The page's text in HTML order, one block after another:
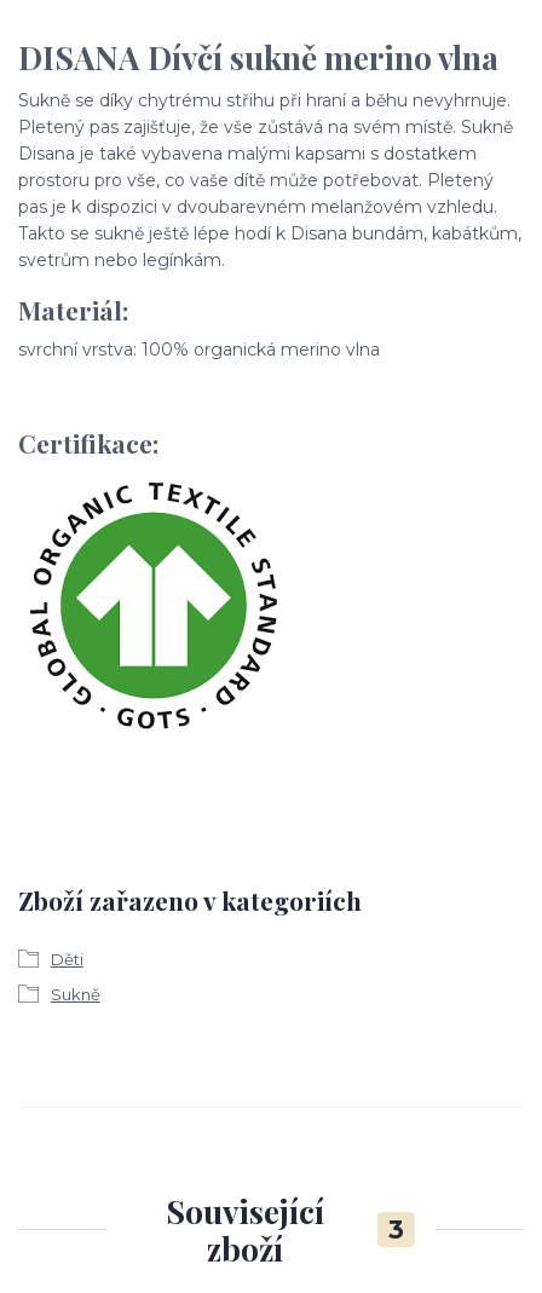
DISANA Dívčí sukně merino vlna
Sukně se díky chytrému střihu při hraní a běhu nevyhrnuje.
Pletený pas zajišťuje, že vše zůstává na svém místě. Sukně
Disana je také vybavena malými kapsami s dostatkem
prostoru pro vše, co vaše dítě může potřebovat. Pletený
pas je k dispozici v dvoubarevném melanžovém vzhledu.
Takto se sukně ještě lépe hodí k Disana bundám, kabátkům,
svetrům nebo legínkám.
Materiál:
svrchní vrstva: 100% organická merino vlna
Certifikace:
Zboží zařazeno v kategoriích
Děti
Sukně
Související
zboží
3